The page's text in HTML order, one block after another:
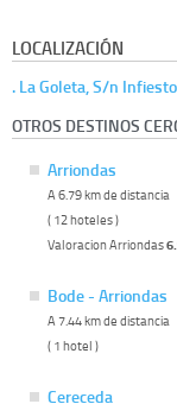
LOCALIZACIÓN
. La Goleta, S/n
OTROS DESTINOS
Arriondas
A 6.79 km de distancia
( 12 hoteles )
Valoracion Arriondas
Bode - Arriondas
A 7.44 km de distancia
( 1 hotel )
Cereceda